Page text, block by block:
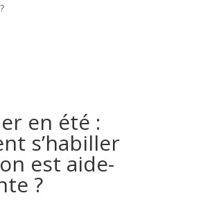
en été :
s’habiller
est aide-
?